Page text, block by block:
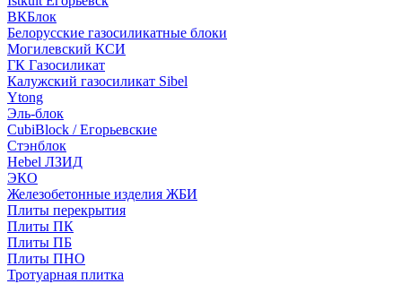
ВКБлок
Белорусские газосиликатные блоки
Могилевский КСИ
ГК Газосиликат
Калужский газосиликат Sibel
Ytong
Эль-блок
CubiBlock / Егорьевские
Стэнблок
Hebel ЛЗИД
ЭКО
Железобетонные изделия ЖБИ
Плиты перекрытия
Плиты ПК
Плиты ПБ
Плиты ПНО
Тротуарная плитка